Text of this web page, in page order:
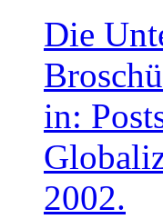
Die
in:
2002.